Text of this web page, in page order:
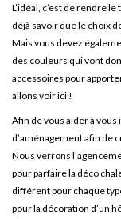
L’idéal, c’est de rendre
déjà savoir que le choix
Mais vous devez
des couleurs qui vont
accessoires pour
allons voir ici !
Afin de vous aider à
d’aménagement afin de
Nous verrons
pour parfaire la déco
différent pour chaque
pour la décoration d’un